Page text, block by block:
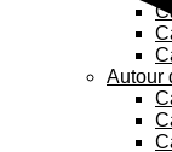
Autour